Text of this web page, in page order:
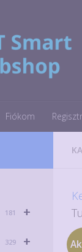
Fiókom
+
181
+
329